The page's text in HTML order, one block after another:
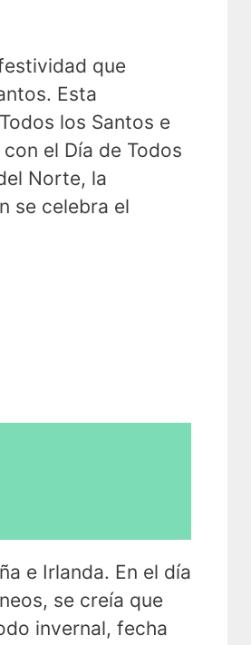
que
Esta
los Santos e
el Día de Todos
Norte, la
se celebra el
e Irlanda. En el día
se creía que
invernal, fecha